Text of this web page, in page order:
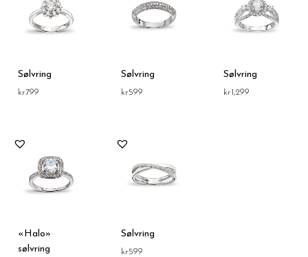
Sølvring
kr799
Sølvring
kr599
Sølvring
kr1,299
«Halo»
sølvring
Sølvring
kr599